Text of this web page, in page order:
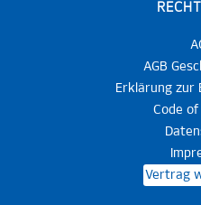
AGB
Erklärung zur
Code
Vertrag